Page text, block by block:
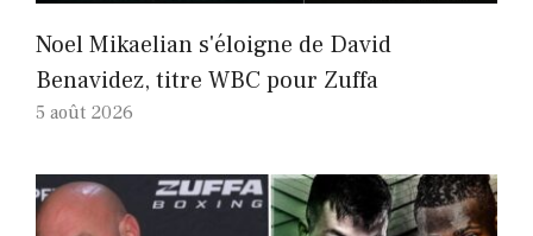
Noel Mikaelian s'éloigne de David
Benavidez, titre WBC pour Zuffa
5 août 2026